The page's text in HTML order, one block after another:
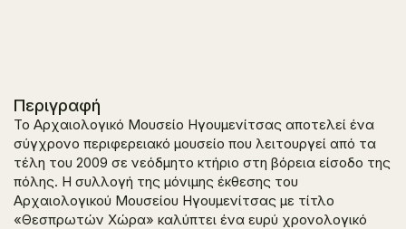
Περιγραφή
Το Αρχαιολογικό Μουσείο Ηγουμενίτσας αποτελεί ένα
σύγχρονο περιφερειακό μουσείο που λειτουργεί από τα
τέλη του 2009 σε νεόδμητο κτήριο στη βόρεια είσοδο της
πόλης. Η συλλογή της μόνιμης έκθεσης του
Αρχαιολογικού Μουσείου Ηγουμενίτσας με τίτλο
«Θεσπρωτών Χώρα» καλύπτει ένα ευρύ χρονολογικό